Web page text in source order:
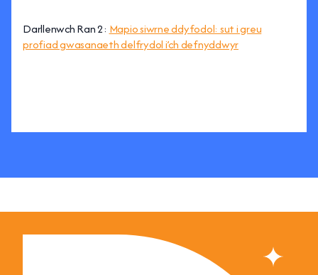
Darllenwch Ran 2: Mapio siwrne ddyfodol: sut i greu
profiad gwasanaeth delfrydol i’ch defnyddwyr